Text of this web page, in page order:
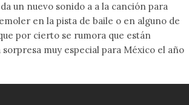
un nuevo sonido a a la canción para
en la pista de baile o en alguno de
por cierto se rumora que están
muy especial para México el año